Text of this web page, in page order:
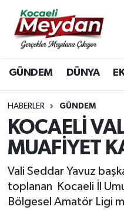
GÜNDEM DÜNYA
HABERLER GÜNDEM
KOCAELİ
MUAFİYET
Vali Seddar Yavuz
toplanan Kocaeli İl
Bölgesel Amatör Ligi
Nöbetçi Eczaneler
Hava Durumu
Trafik Durumu
Süper Lig Puan